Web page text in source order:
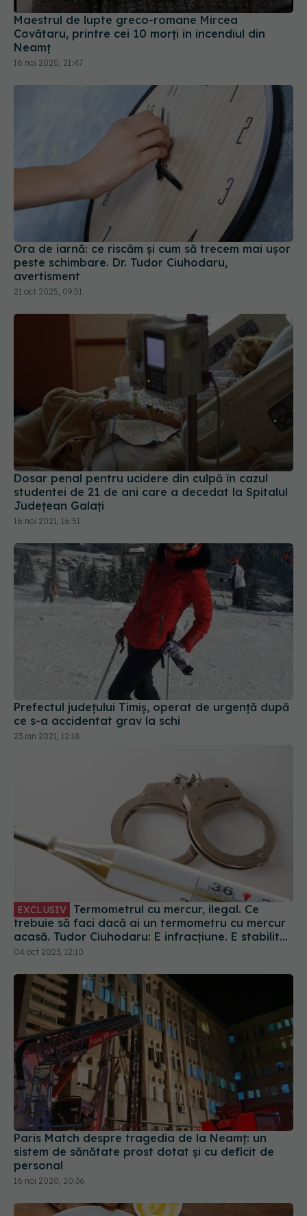
Maestrul de lupte greco-romane Mircea
Covătaru, printre cei 10 morți în incendiul din
Neamț
16 noi 2020, 21:47
Ora de iarnă: ce riscăm și cum să trecem mai ușor
peste schimbare. Dr. Tudor Ciuhodaru,
avertisment
21 oct 2025, 09:51
Dosar penal pentru ucidere din culpă în cazul
studentei de 21 de ani care a decedat la Spitalul
Județean Galați
16 noi 2021, 16:51
Prefectul județului Timiș, operat de urgență după
ce s-a accidentat grav la schi
23 ian 2021, 12:18
EXCLUSIV
trebuie să faci dacă ai un termometru cu mercur
acasă. Tudor Ciuhodaru: E infracțiune. E stabilită
în Codul Penal
04 oct 2023, 12:10
Paris Match despre tragedia de la Neamț: un
sistem de sănătate prost dotat și cu deficit de
personal
16 noi 2020, 20:36